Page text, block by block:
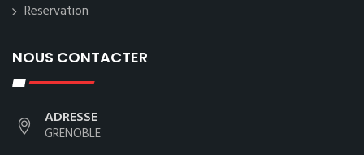
Reservation
NOUS CONTACTER
ADRESSE
GRENOBLE